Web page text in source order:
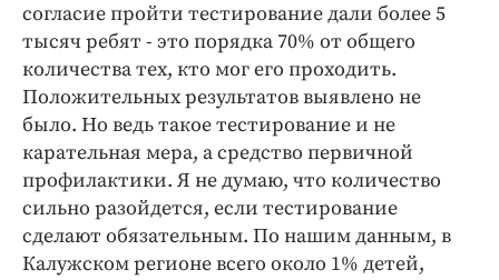
согласие пройти тестирование дали более 5
тысяч ребят - это порядка 70% от общего
количества тех, кто мог его проходить.
Положительных результатов выявлено не
было. Но ведь такое тестирование и не
карательная мера, а средство первичной
профилактики. Я не думаю, что количество
сильно разойдется, если тестирование
сделают обязательным. По нашим данным, в
Калужском регионе всего около 1% детей,